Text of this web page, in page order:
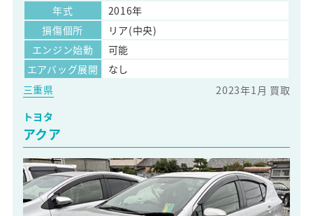
年式
2016年
損傷個所
リア(中央)
エンジン始動
可能
エアバッグ展開
なし
三重県
2023年1月 買取
トヨタ
アクア